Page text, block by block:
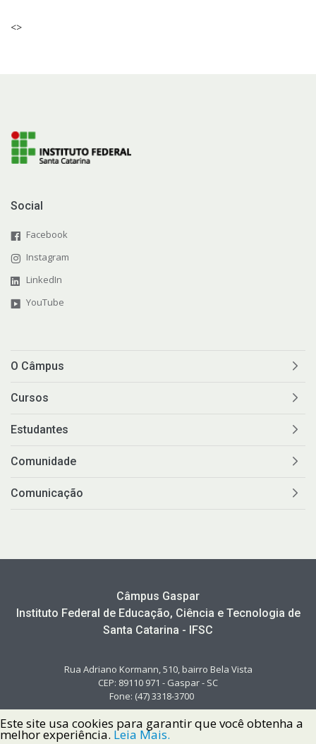
<>
Social
Facebook
Instagram
LinkedIn
YouTube
O Câmpus
Cursos
Estudantes
Comunidade
Comunicação
Câmpus Gaspar
Instituto Federal de Educação, Ciência e Tecnologia de
Santa Catarina - IFSC
Rua Adriano Kormann, 510, bairro Bela Vista
CEP: 89110 971 - Gaspar - SC
Fone: (47) 3318-3700
Este site usa cookies para garantir que você obtenha a
melhor experiência. Leia Mais.